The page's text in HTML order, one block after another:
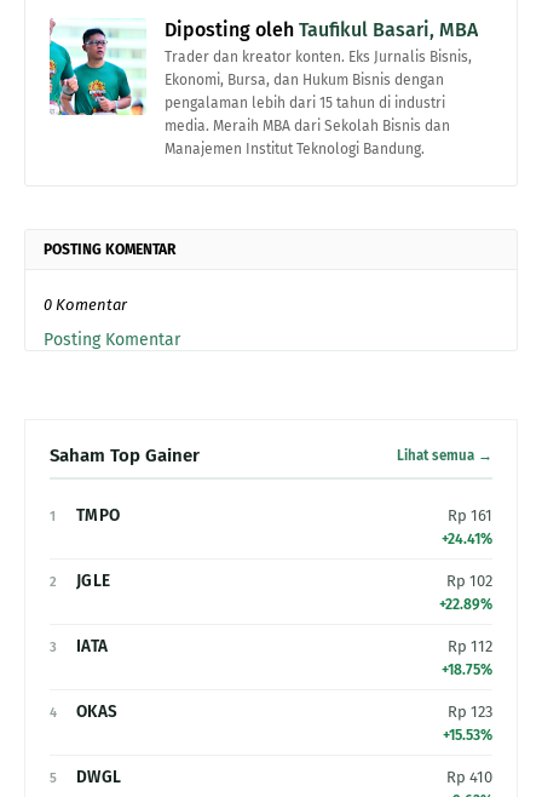
Diposting oleh Taufikul Basari, MBA
Trader dan kreator konten. Eks Jurnalis Bisnis,
Ekonomi, Bursa, dan Hukum Bisnis dengan
pengalaman lebih dari 15 tahun di industri
media. Meraih MBA dari Sekolah Bisnis dan
Manajemen Institut Teknologi Bandung.
POSTING KOMENTAR
0 Komentar
Posting Komentar
Saham Top Gainer Lihat semua →
1 TMPO Rp 161
+24.41%
2 JGLE Rp 102
+22.89%
3 IATA Rp 112
+18.75%
4 OKAS Rp 123
+15.53%
5 DWGL Rp 410